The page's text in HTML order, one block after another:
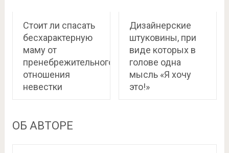
Стоит ли спасать
бесхарактерную
маму от
пренебрежительного
отношения
невестки
Дизайнерские
штуковины, при
виде которых в
голове одна
мысль «Я хочу
это!»
ОБ АВТОРЕ